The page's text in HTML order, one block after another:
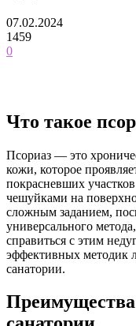
07.02.2024
1459
0
Что такое
Псориаз — это
кожи, которое
покрасневших
чешуйками на
сложным заданием,
универсального
справиться с этим
эффективных методик
санатории.
Преимущества